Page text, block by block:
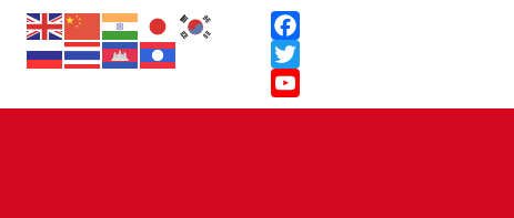
Facebook
Twitter
YouTube